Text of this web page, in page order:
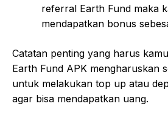
referral Earth Fund maka
mendapatkan bonus
Catatan penting yang harus
Earth Fund APK mengharuskan
untuk melakukan top up atau
agar bisa mendapatkan uang.